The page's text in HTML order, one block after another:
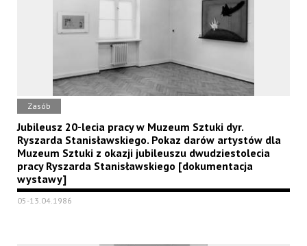
Zasób
Jubileusz 20-lecia pracy w Muzeum Sztuki dyr.
Ryszarda Stanisławskiego. Pokaz darów artystów dla
Muzeum Sztuki z okazji jubileuszu dwudziestolecia
pracy Ryszarda Stanisławskiego [dokumentacja
wystawy]
05-13.04.1986